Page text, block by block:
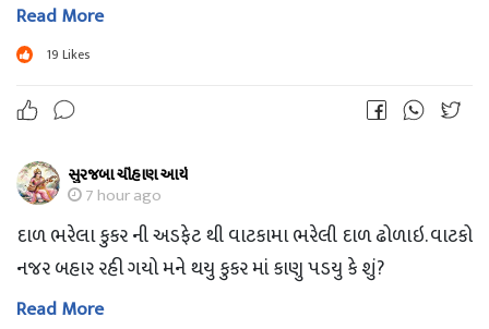
Read More
19 Likes
સુરજબા ચૌહાણ આર્ય
7 hour ago
દાળ ભરેલા કુકર ની અડફેટ થી વાટકામા ભરેલી દાળ ઢોળાઇ. વાટકો
નજર બહાર રહી ગયો મને થયુ કુકર માં કાણુ પડયુ કે શું?
Read More